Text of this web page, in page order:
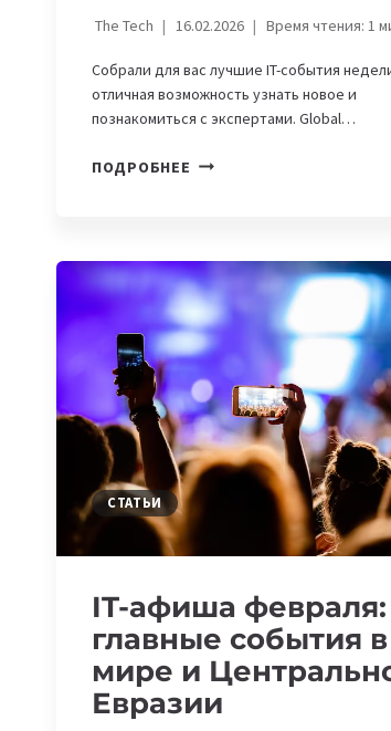
The Tech 16.02.2026 Время чтения: 1
Собрали для вас лучшие IT-события
отличная возможность узнать новое и
познакомиться с экспертами. Global…
ПОДРОБНЕЕ IT-
22
ФЕВРАЛЯ:
COMMUNITY
BIRTHDAY
И
WOMEN
IN
BUSINESS
FORUM
СТАТЬИ
IT-афиша февраля:
главные события в
мире и
Евразии